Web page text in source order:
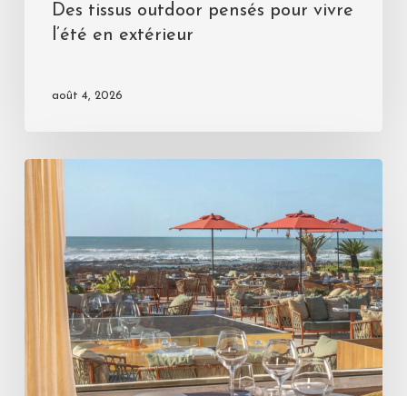
Des tissus outdoor pensés pour vivre
l’été en extérieur
août 4, 2026